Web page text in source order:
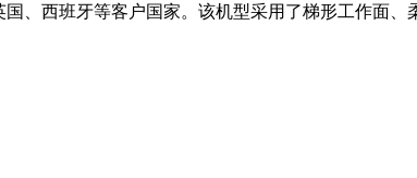
、西班牙等客户国家。该机型采用了梯形工作面